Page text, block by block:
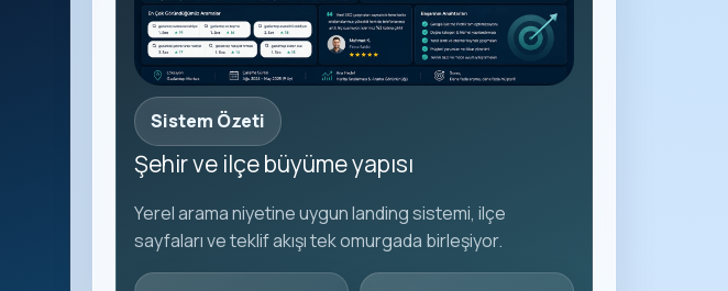
Sistem Özeti
Şehir ve ilçe büyüme yapısı
Yerel arama niyetine uygun landing sistemi, ilçe
sayfaları ve teklif akışı tek omurgada birleşiyor.